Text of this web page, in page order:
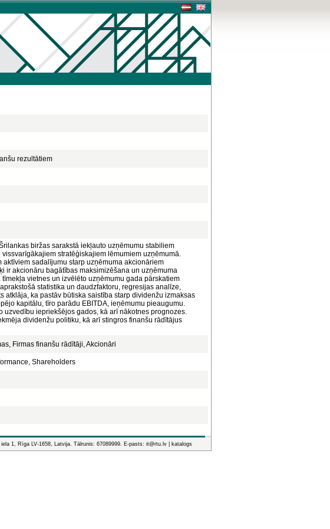
rezultātiem
biržas sarakstā iekļauto uzņēmumu stabiliem
stratēģiskajiem lēmumiem uzņēmumā.
sadalījumu starp uzņēmuma akcionāriem
ir akcionāru bagātības maksimizēšana un uzņēmuma
vietnes un izvēlēto uzņēmumu gada pārskatiem
statistika un daudzfaktoru, regresijas analīze,
ka pastāv būtiska saistība starp dividenžu izmaksas
kapitālu, tīro parādu EBITDA, ieņēmumu pieaugumu.
iepriekšējos gados, kā arī nākotnes prognozes.
dividenžu politiku, kā arī stingros finanšu rādītājus
Firmas finanšu rādītāji, Akcionāri
Shareholders
iela 1, Rīga LV-1658, Latvija. Tālrunis: 67089999. E-pasts: it@rtu.lv | katalogs